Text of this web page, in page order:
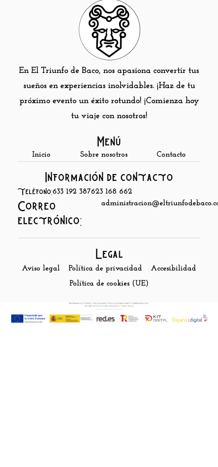
En El Triunfo de Baco, nos apasiona convertir tus
sueños en experiencias inolvidables. ¡Haz de tu
próximo evento un éxito rotundo! ¡Comienza hoy
tu viaje con nosotros!
Menú
Inicio Sobre nosotros Contacto
Información de contacto
Teléfono:633 192 387623 168 662
Correo
electrónico:
Legal
Aviso legal Política de privacidad
Accesibilidad
Política de cookies (UE)